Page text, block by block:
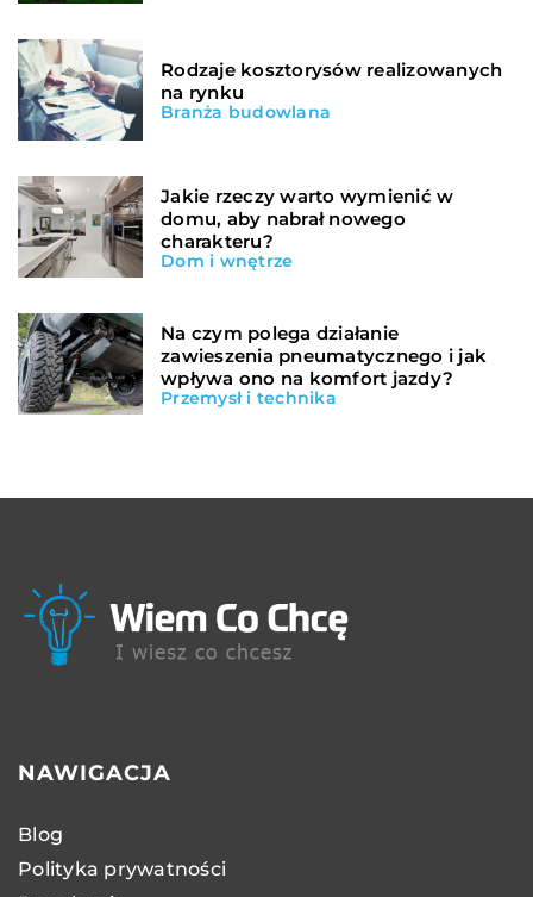
Rodzaje kosztorysów realizowanych
na rynku
Branża budowlana
Jakie rzeczy warto wymienić w
domu, aby nabrał nowego
charakteru?
Dom i wnętrze
Na czym polega działanie
zawieszenia pneumatycznego i jak
wpływa ono na komfort jazdy?
Przemysł i technika
NAWIGACJA
Blog
Polityka prywatności